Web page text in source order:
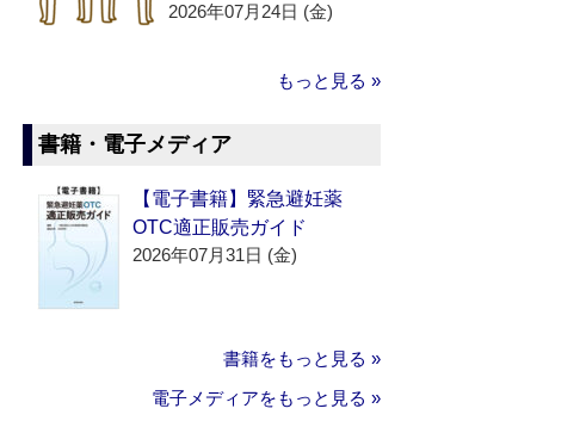
2026年07月24日 (金)
もっと見る »
書籍・電子メディア
【電子書籍】緊急避妊薬
OTC適正販売ガイド
2026年07月31日 (金)
書籍をもっと見る »
電子メディアをもっと見る »